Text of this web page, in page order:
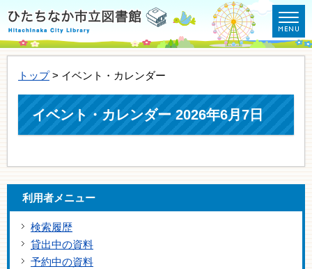
トップ> イベント・カレンダー
イベント・カレンダー 2026年6月7日
利用者メニュー
検索履歴
貸出中の資料
予約中の資料